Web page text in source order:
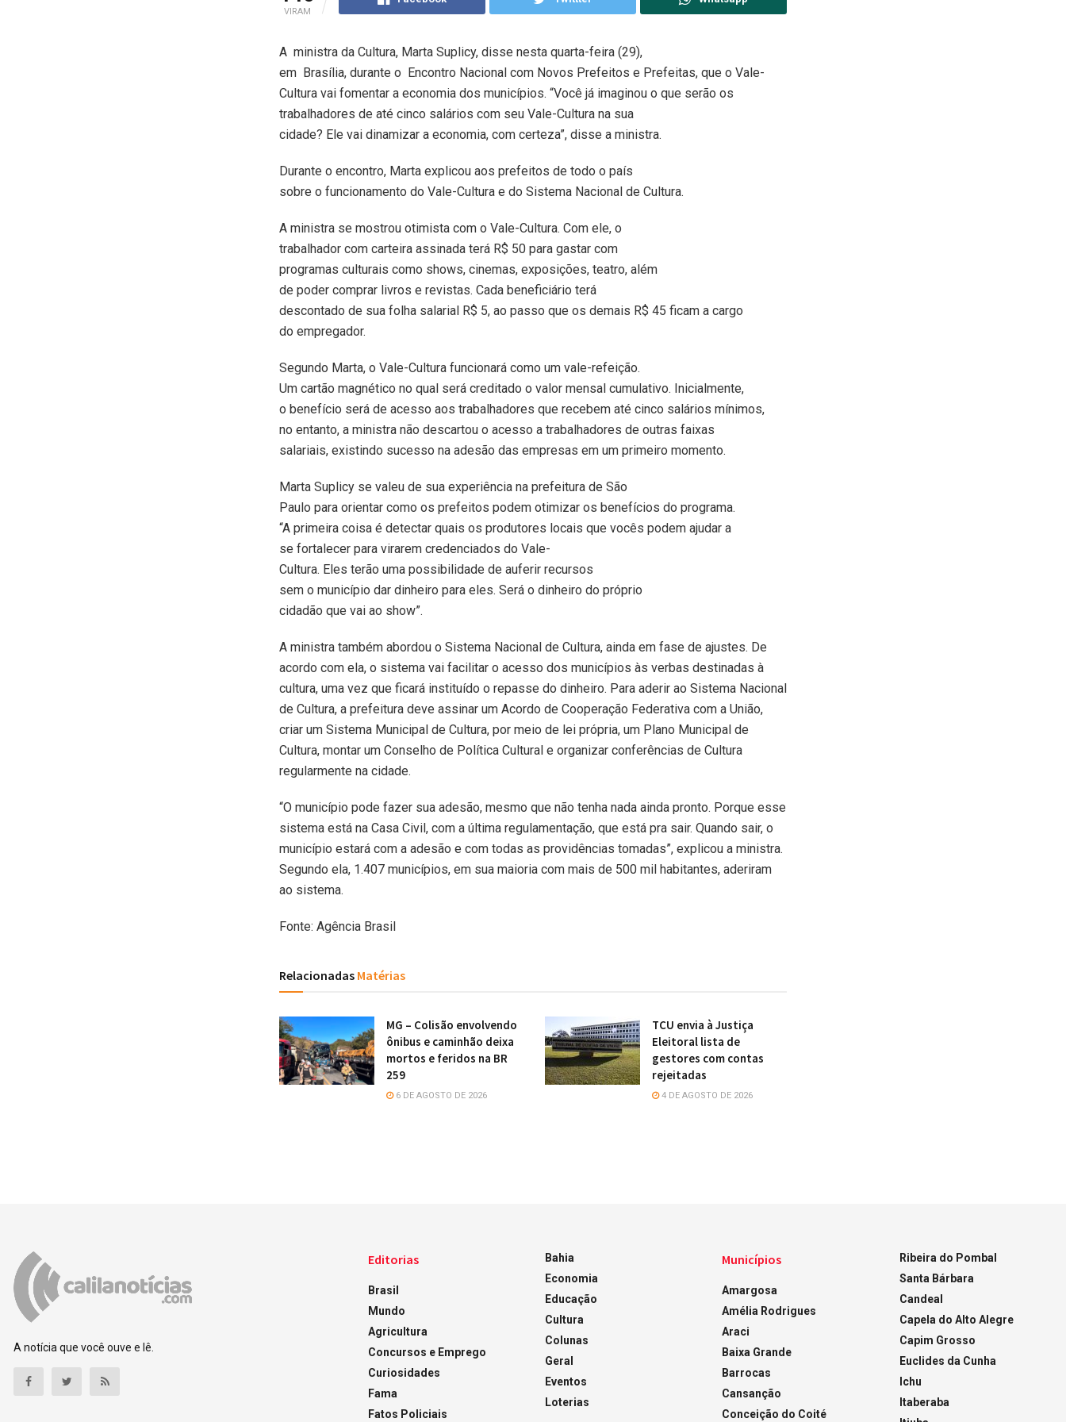
VIRAM
A ministra da Cultura, Marta Suplicy, disse nesta quarta-feira (29),
em Brasília, durante o Encontro Nacional com Novos Prefeitos e Prefeitas, que o Vale-
Cultura vai fomentar a economia dos municípios. “Você já imaginou o que serão os
trabalhadores de até cinco salários com seu Vale-Cultura na sua
cidade? Ele vai dinamizar a economia, com certeza”, disse a ministra.
Durante o encontro, Marta explicou aos prefeitos de todo o país
sobre o funcionamento do Vale-Cultura e do Sistema Nacional de Cultura.
A ministra se mostrou otimista com o Vale-Cultura. Com ele, o
trabalhador com carteira assinada terá R$ 50 para gastar com
programas culturais como shows, cinemas, exposições, teatro, além
de poder comprar livros e revistas. Cada beneficiário terá
descontado de sua folha salarial R$ 5, ao passo que os demais R$ 45 ficam a cargo
do empregador.
Segundo Marta, o Vale-Cultura funcionará como um vale-refeição.
Um cartão magnético no qual será creditado o valor mensal cumulativo. Inicialmente,
o benefício será de acesso aos trabalhadores que recebem até cinco salários mínimos,
no entanto, a ministra não descartou o acesso a trabalhadores de outras faixas
salariais, existindo sucesso na adesão das empresas em um primeiro momento.
Marta Suplicy se valeu de sua experiência na prefeitura de São
Paulo para orientar como os prefeitos podem otimizar os benefícios do programa.
“A primeira coisa é detectar quais os produtores locais que vocês podem ajudar a
se fortalecer para virarem credenciados do Vale-
Cultura. Eles terão uma possibilidade de auferir recursos
sem o município dar dinheiro para eles. Será o dinheiro do próprio
cidadão que vai ao show”.
A ministra também abordou o Sistema Nacional de Cultura, ainda em fase de ajustes. De
acordo com ela, o sistema vai facilitar o acesso dos municípios às verbas destinadas à
cultura, uma vez que ficará instituído o repasse do dinheiro. Para aderir ao Sistema Nacional
de Cultura, a prefeitura deve assinar um Acordo de Cooperação Federativa com a União,
criar um Sistema Municipal de Cultura, por meio de lei própria, um Plano Municipal de
Cultura, montar um Conselho de Política Cultural e organizar conferências de Cultura
regularmente na cidade.
“O município pode fazer sua adesão, mesmo que não tenha nada ainda pronto. Porque esse
sistema está na Casa Civil, com a última regulamentação, que está pra sair. Quando sair, o
município estará com a adesão e com todas as providências tomadas”, explicou a ministra.
Segundo ela, 1.407 municípios, em sua maioria com mais de 500 mil habitantes, aderiram
ao sistema.
Fonte: Agência Brasil
Relacionadas Matérias
MG – Colisão envolvendo
ônibus e caminhão deixa
mortos e feridos na BR
259
6 DE AGOSTO DE 2026
TCU envia à Justiça
Eleitoral lista de
gestores com contas
rejeitadas
4 DE AGOSTO DE 2026
A notícia que você ouve e lê.
Editorias
Brasil
Mundo
Agricultura
Concursos e Emprego
Curiosidades
Fama
Fatos Policiais
Bahia
Economia
Educação
Cultura
Colunas
Geral
Eventos
Loterias
Municípios
Amargosa
Amélia Rodrigues
Araci
Baixa Grande
Barrocas
Cansanção
Conceição do Coité
Ribeira do Pombal
Santa Bárbara
Candeal
Capela do Alto Alegre
Capim Grosso
Euclides da Cunha
Ichu
Itaberaba